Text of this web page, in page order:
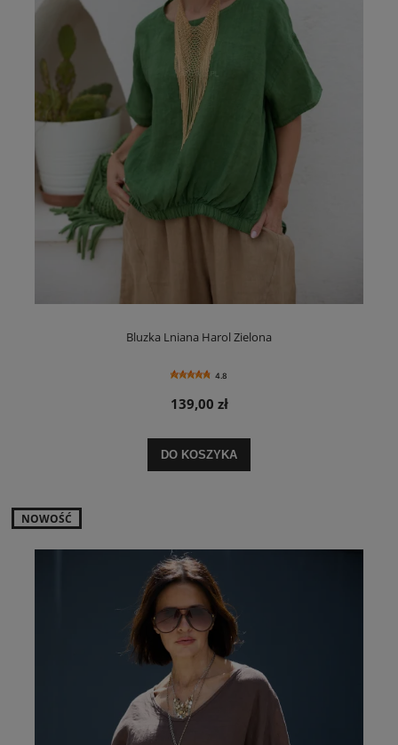
Bluzka Lniana Harol Zielona
4.8
139,00 zł
DO KOSZYKA
NOWOŚĆ